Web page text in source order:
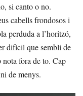
si canto o no.
cabells frondosos i
perduda a l’horitzó,
difícil que sembli de
fora de to. Cap
de menys.